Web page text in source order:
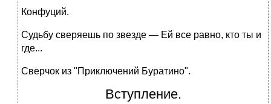
Конфуций.
Судьбу сверяешь по звезде — Ей все равно, кто ты и
где...
Сверчок из "Приключений Буратино".
Вступление.